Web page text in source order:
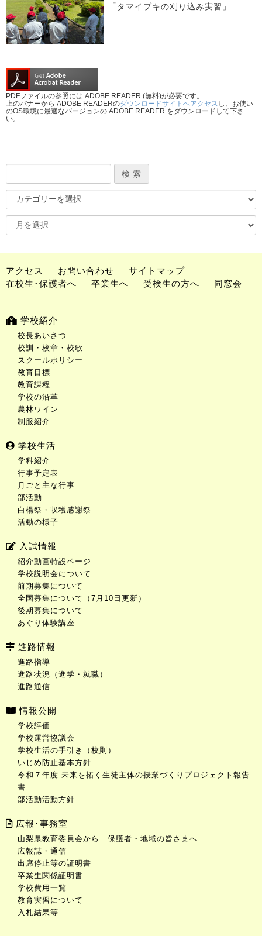
「タマイブキの刈り込み実習」
PDFファイルの参照には ADOBE READER (無料)が必要です。
上のバナーから ADOBE READERのダウンロードサイトへアクセス し、お使い
のOS環境に最適なバージョンの ADOBE READER をダウンロードして下さ
い。
アクセス お問い合わせ
サイトマップ
在校生･保護者へ
卒業生へ 受検生の方へ 同窓会
学校紹介
校長あいさつ
校訓・校章・校歌
スクールポリシー
教育目標
教育課程
学校の沿革
農林ワイン
制服紹介
学校生活
学科紹介
行事予定表
月ごと主な行事
部活動
白楊祭・収穫感謝祭
活動の様子
入試情報
紹介動画特設ページ
学校説明会について
前期募集について
全国募集について（7月10日更新）
後期募集について
あぐり体験講座
進路情報
進路指導
進路状況（進学・就職）
進路通信
情報公開
学校評価
学校運営協議会
学校生活の手引き（校則）
いじめ防止基本方針
令和７年度 未来を拓く生徒主体の授業づくりプロジェクト報告
書
部活動活動方針
広報･事務室
山梨県教育委員会から 保護者・地域の皆さまへ
広報誌・通信
出席停止等の証明書
卒業生関係証明書
学校費用一覧
教育実習について
入札結果等